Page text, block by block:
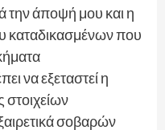
την άποψή μου και η
καταδικασμένων που
να εξεταστεί η
σοβαρών